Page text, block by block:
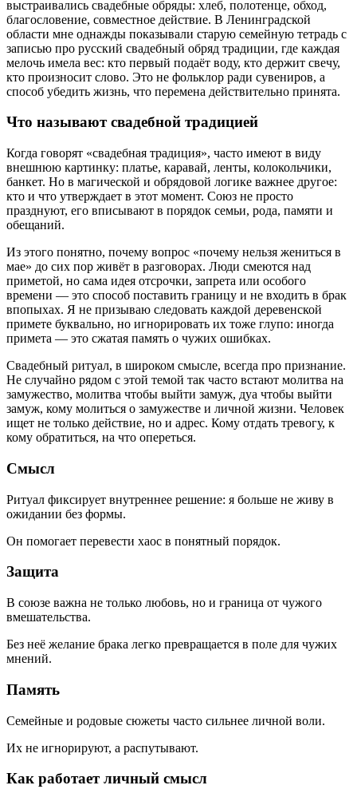
выстраивались свадебные обряды: хлеб, полотенце, обход,
благословение, совместное действие. В Ленинградской
области мне однажды показывали старую семейную тетрадь с
записью про русский свадебный обряд традиции, где каждая
мелочь имела вес: кто первый подаёт воду, кто держит свечу,
кто произносит слово. Это не фольклор ради сувениров, а
способ убедить жизнь, что перемена действительно принята.
Что называют свадебной традицией
Когда говорят «свадебная традиция», часто имеют в виду
внешнюю картинку: платье, каравай, ленты, колокольчики,
банкет. Но в магической и обрядовой логике важнее другое:
кто и что утверждает в этот момент. Союз не просто
празднуют, его вписывают в порядок семьи, рода, памяти и
обещаний.
Из этого понятно, почему вопрос «почему нельзя жениться в
мае» до сих пор живёт в разговорах. Люди смеются над
приметой, но сама идея отсрочки, запрета или особого
времени — это способ поставить границу и не входить в брак
впопыхах. Я не призываю следовать каждой деревенской
примете буквально, но игнорировать их тоже глупо: иногда
примета — это сжатая память о чужих ошибках.
Свадебный ритуал, в широком смысле, всегда про признание.
Не случайно рядом с этой темой так часто встают молитва на
замужество, молитва чтобы выйти замуж, дуа чтобы выйти
замуж, кому молиться о замужестве и личной жизни. Человек
ищет не только действие, но и адрес. Кому отдать тревогу, к
кому обратиться, на что опереться.
Смысл
Ритуал фиксирует внутреннее решение: я больше не живу в
ожидании без формы.
Он помогает перевести хаос в понятный порядок.
Защита
В союзе важна не только любовь, но и граница от чужого
вмешательства.
Без неё желание брака легко превращается в поле для чужих
мнений.
Память
Семейные и родовые сюжеты часто сильнее личной воли.
Их не игнорируют, а распутывают.
Как работает личный смысл